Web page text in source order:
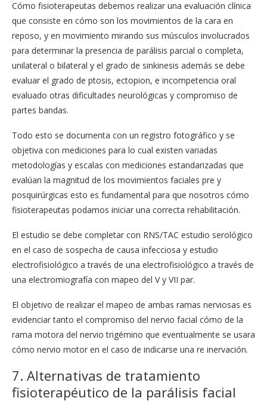
Cómo fisioterapeutas debemos realizar una evaluación clínica
que consiste en cómo son los movimientos de la cara en
reposo, y en movimiento mirando sus músculos involucrados
para determinar la presencia de parálisis parcial o completa,
unilateral o bilateral y el grado de sinkinesis además se debe
evaluar el grado de ptosis, ectopion, e incompetencia oral
evaluado otras dificultades neurológicas y compromiso de
partes bandas.
Todo esto se documenta con un registro fotográfico y se
objetiva con mediciones para lo cual existen variadas
metodologías y escalas con mediciones estandarizadas que
evalúan la magnitud de los movimientos faciales pre y
posquirúrgicas esto es fundamental para que nosotros cómo
fisioterapeutas podamos iniciar una correcta rehabilitación.
El estudio se debe completar con RNS/TAC estudio serológico
en el caso de sospecha de causa infecciosa y estudio
electrofisiológico a través de una electrofisiológico a través de
una electromiografía con mapeo del V y VII par.
El objetivo de realizar el mapeo de ambas ramas nerviosas es
evidenciar tanto el compromiso del nervio facial cómo de la
rama motora del nervio trigémino que eventualmente se usara
cómo nervio motor en el caso de indicarse una re inervación.
7. Alternativas de tratamiento
fisioterapéutico de la parálisis facial